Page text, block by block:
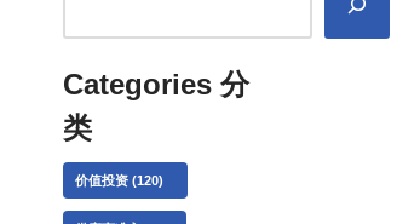
Categories 分
类
价值投资 (120)